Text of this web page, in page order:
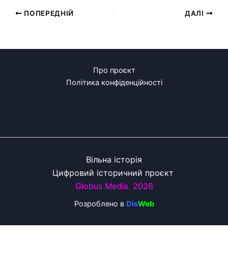
ПОПЕРЕДНІЙ ДАЛІ
Про проєкт
Політика конфіденційності
Вільна історія
Цифровий історичний проєкт
Globus Media. 2026
Розроблено в DisWeb